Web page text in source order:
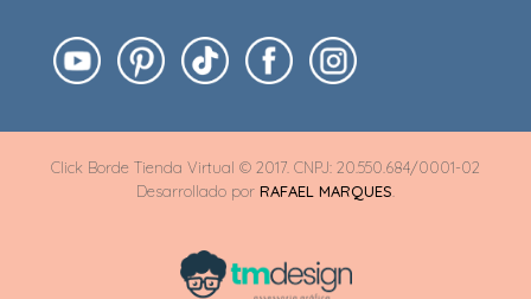
Click Borde Tienda Virtual © 2017. CNPJ: 20.550.684/0001-02
Desarrollado por RAFAEL MARQUES.